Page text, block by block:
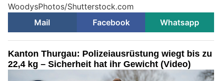
WoodysPhotos/Shutterstock.com
Mail
Facebook Whatsapp
Kanton Thurgau: Polizeiausrüstung wiegt bis zu
22,4 kg – Sicherheit hat ihr Gewicht (Video)